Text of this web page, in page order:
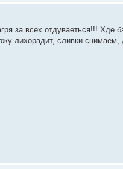
за всех отдуваеться!!! Хде
лихорадит, сливки снимаем,